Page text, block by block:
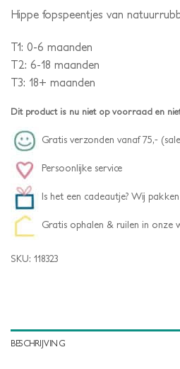
Hippe fopspeentjes van
T1: 0-6 maanden
T2: 6-18 maanden
T3: 18+ maanden
Dit product is nu niet op voorraad en
Gratis verzonden vanaf 75,-
Persoonlijke service
Is het een cadeautje? Wij
Gratis ophalen & ruilen in onze
SKU: 118323
BESCHRIJVING